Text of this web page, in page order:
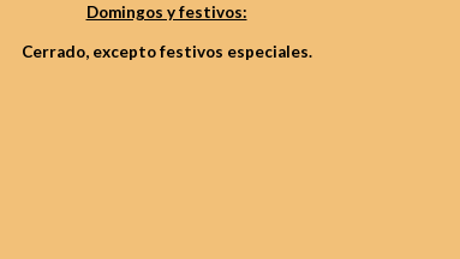
Domingos y festivos:
Cerrado, excepto festivos especiales.